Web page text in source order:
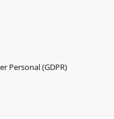
Personal (GDPR)